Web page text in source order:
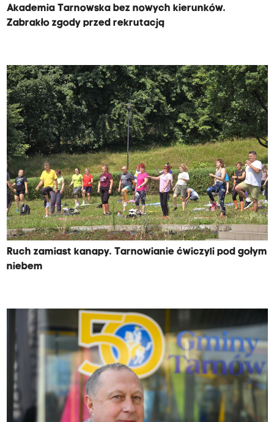
Akademia Tarnowska bez nowych kierunków.
Zabrakło zgody przed rekrutacją
Ruch zamiast kanapy. Tarnowianie ćwiczyli pod gołym
niebem